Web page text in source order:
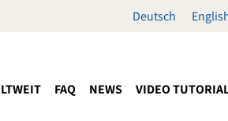
Deutsch
FAQ NEWS VIDEO